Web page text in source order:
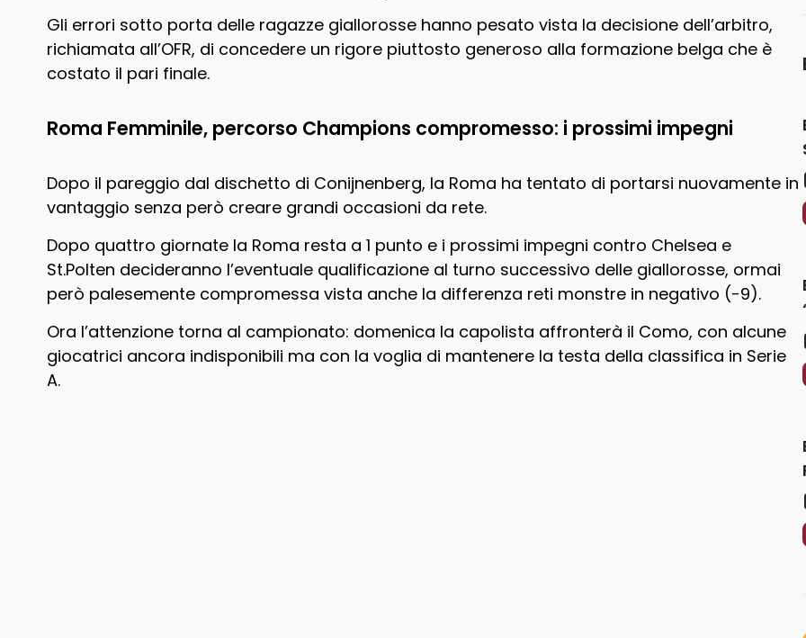
Gli errori sotto porta delle ragazze giallorosse hanno pesato vista la decisione dell’arbitro,
richiamata all’OFR, di concedere un rigore piuttosto generoso alla formazione belga che è
costato il pari finale.
Roma Femminile, percorso Champions compromesso: i prossimi impegni
Dopo il pareggio dal dischetto di Conijnenberg, la Roma ha tentato di portarsi nuovamente in
vantaggio senza però creare grandi occasioni da rete.
Dopo quattro giornate la Roma resta a 1 punto e i prossimi impegni contro Chelsea e
St.Polten decideranno l’eventuale qualificazione al turno successivo delle giallorosse, ormai
però palesemente compromessa vista anche la differenza reti monstre in negativo (-9).
Ora l’attenzione torna al campionato: domenica la capolista affronterà il Como, con alcune
giocatrici ancora indisponibili ma con la voglia di mantenere la testa della classifica in Serie
A.